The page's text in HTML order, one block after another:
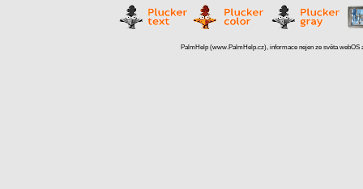
PalmHelp (www.PalmHelp.cz), informace nejen ze světa